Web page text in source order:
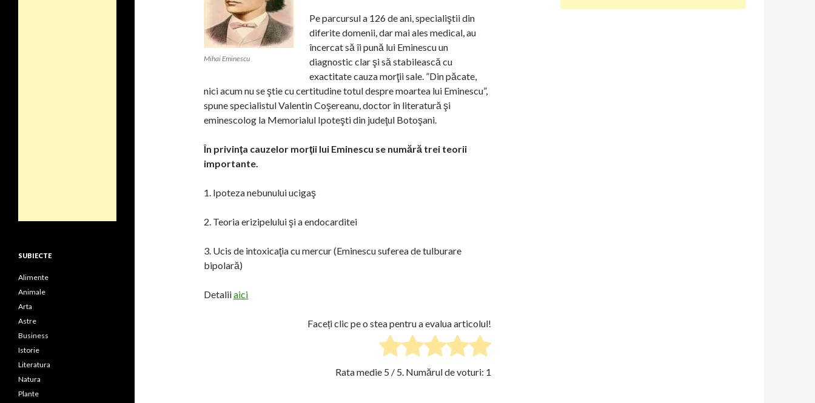
Mihai Eminescu
Pe parcursul a 126 de ani, specialiştii din
diferite domenii, dar mai ales medical, au
încercat să îi pună lui Eminescu un
diagnostic clar şi să stabilească cu
exactitate cauza morţii sale. ”Din păcate,
nici acum nu se ştie cu certitudine totul despre moartea lui Eminescu”,
spune specialistul Valentin Coşereanu, doctor în literatură şi
eminescolog la Memorialul Ipoteşti din judeţul Botoşani.
În privinţa cauzelor morţii lui Eminescu se numără trei teorii
importante.
1. Ipoteza nebunului ucigaş
2. Teoria erizipelului şi a endocarditei
3. Ucis de intoxicaţia cu mercur (Eminescu suferea de tulburare
bipolară)
Detaliiaici
Faceți clic pe o stea pentru a evalua articolul!
Rata medie 5 / 5. Numărul de voturi: 1
SUBIECTE
Alimente
Animale
Arta
Astre
Business
Istorie
Literatura
Natura
Plante